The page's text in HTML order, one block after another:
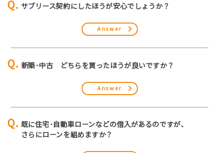
サブリース契約にしたほうが安心でしょうか？
Answer
新築･中古 どちらを買ったほうが良いですか？
Answer
既に住宅･自動車ローンなどの借入があるのですが､
さらにローンを組めますか？